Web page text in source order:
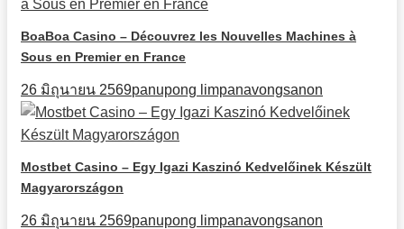
BoaBoa Casino – Découvrez les Nouvelles Machines à
Sous en Premier en France
26 มิถุนายน 2569panupong limpanavongsanon
Mostbet Casino – Egy Igazi Kaszinó Kedvelőinek Készült
Magyarországon
26 มิถุนายน 2569panupong limpanavongsanon